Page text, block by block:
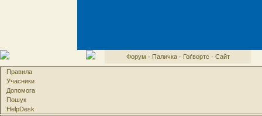
Форум · Паличка· Гоґвортс · Сайт
Правила
Учасники
Допомога
Пошук
HelpDesk